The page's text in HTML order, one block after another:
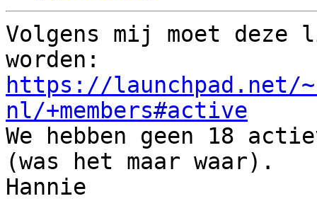
Volgens mij moet
https://launchpad.net/
nl/+members#active
We hebben geen 18
(was het maar waar).
Hannie